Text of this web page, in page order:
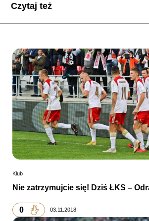
Czytaj też
Klub
Nie zatrzymujcie się! Dziś ŁKS –
0 03.11.2018